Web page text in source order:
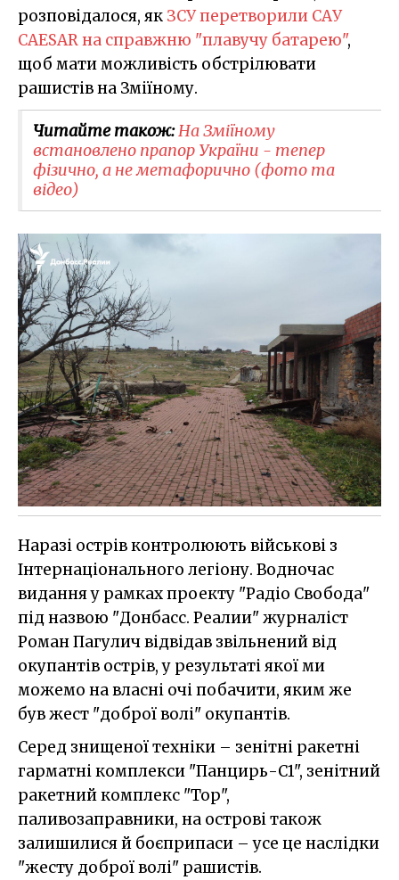
розповідалося, як ЗСУ перетворили САУ
CAESAR на справжню "плавучу батарею",
щоб мати можливість обстрілювати
рашистів на Зміїному.
Читайте також:На Зміїному
встановлено прапор України - тепер
фізично, а не метафорично (фото та
відео)
Наразі острів контролюють військові з
Інтернаціонального легіону. Водночас
видання у рамках проекту "Радіо Свобода"
під назвою "Донбасс. Реалии" журналіст
Роман Пагулич відвідав звільнений від
окупантів острів, у результаті якої ми
можемо на власні очі побачити, яким же
був жест "доброї волі" окупантів.
Серед знищеної техніки – зенітні ракетні
гарматні комплекси "Панцирь-С1", зенітний
ракетний комплекс "Тор",
паливозаправники, на острові також
залишилися й боєприпаси – усе це наслідки
"жесту доброї волі" рашистів.